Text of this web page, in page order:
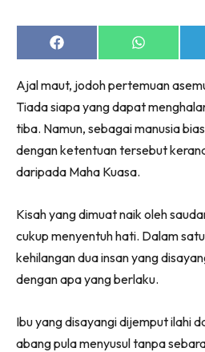
Share
on
Share
on
Ajal maut, jodoh pertemuan
Tiada siapa yang dapat
tiba. Namun, sebagai manusia
dengan ketentuan tersebut
daripada Maha Kuasa.
Kisah yang dimuat naik oleh
cukup menyentuh hati. Dalam
kehilangan dua insan yang
dengan apa yang berlaku.
Ibu yang disayangi dijemput ilahi
abang pula menyusul tanpa